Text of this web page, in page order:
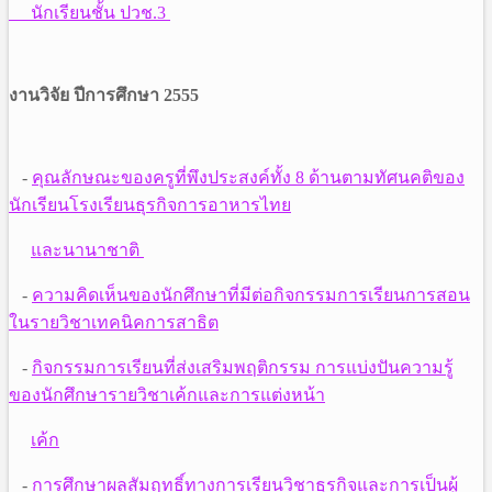
นักเรียนชั้น ปวช.3
งานวิจัย ปีการศึกษา 2555
- คุณลักษณะของครูที่พึงประสงค์ทั้ง 8 ด้านตามทัศนคติของ
นักเรียนโรงเรียนธุรกิจการอาหารไทย
และนานาชาติ
- ความคิดเห็นของนักศึกษาที่มีต่อกิจกรรมการเรียนการสอน
ในรายวิชาเทคนิคการสาธิต
- กิจกรรมการเรียนที่ส่งเสริมพฤติกรรม การแบ่งปันความรู้
ของนักศึกษารายวิชาเค้กและการแต่งหน้า
เค้ก
- การศึกษาผลสัมฤทธิ์ทางการเรียนวิชาธุรกิจและการเป็นผู้